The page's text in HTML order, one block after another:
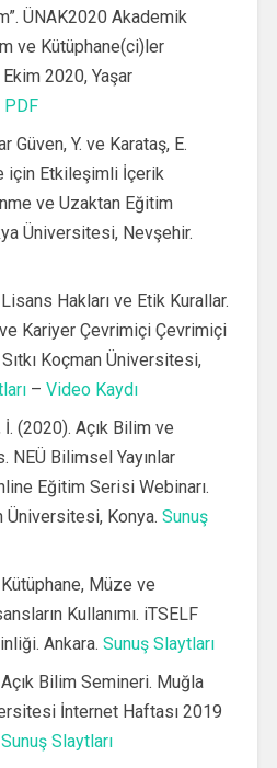
ÜNAK2020 Akademik
ve Kütüphane(ci)ler
2020, Yaşar
PDF
Güven, Y. ve Karataş, E.
için Etkileşimli İçerik
ve Uzaktan Eğitim
Üniversitesi, Nevşehir.
Hakları ve Etik Kurallar.
Kariyer Çevrimiçi Çevrimiçi
Koçman Üniversitesi,
– Video Kaydı
İ. (2020). Açık Bilim ve
NEÜ Bilimsel Yayınlar
Eğitim Serisi Webinarı.
Üniversitesi, Konya. Sunuş
Müze ve
Kullanımı. iTSELF
Ankara. Sunuş Slaytları
Bilim Semineri. Muğla
İnternet Haftası 2019
Sunuş Slaytları